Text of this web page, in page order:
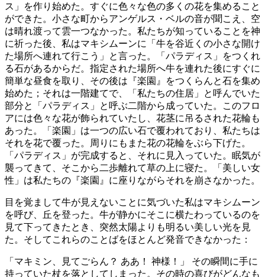
ス」を作り始めた。すぐに色々な色の多くの花を集めること
ができた。小さな町からアンゲルス・ベルの音が聞こえ、空
は晴れ渡って雲一つなかった。私たちが知っていることを神
に祈った後、私はマキシムーンに「牛を谷近くの小さな開け
た場所へ連れて行こう」と言った。「パラディス」をつくれ
る石があるからだ。指定された場所へ牛を連れた後にすぐに
簡単な昼食を取り、その後は『楽園』をつくらんと石を集め
始めた；それは一階建てで、「私たちの住居」と呼んでいた
部分と「パラディス」と呼ぶ二階から成っていた。このフロ
アには色々な花が飾られていたし、花茎に吊るされた花輪も
あった。「楽園」は一つの広い石で覆われており、私たちは
それを花で覆った。周りにもまた花の花輪をぶら下げた。
「パラディス」が完成すると、それに見入っていた。眠気が
襲ってきて、そこから二歩離れて草の上に寝た。「美しい女
性」は私たちの『楽園』に座りながらそれを崩さなかった。
目を覚まして牛が見えないことに気づいた私はマキシムーン
を呼び、丘を登った。牛が静かにそこに横たわっているのを
見て下ってきたとき、突然太陽よりも明るい美しい光を見
た。そしてこれらのことばをほとんど発音できなかった：
「マキミン、見てごらん？ ああ！ 神様！」 その瞬間に手に
持っていた杖を落としてしまった。その時の喜びがどんなも